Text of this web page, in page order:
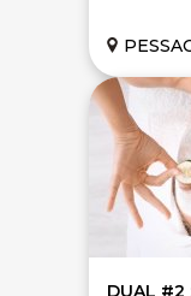
DUAL #2